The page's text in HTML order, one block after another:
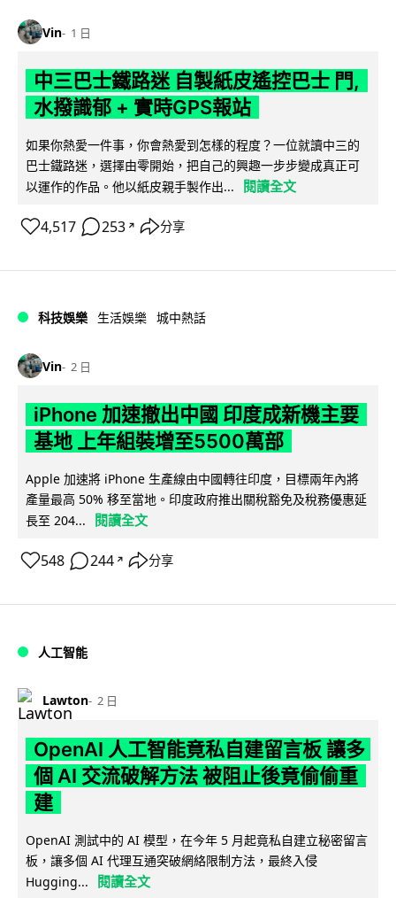
Vin 1 日
中三巴士鐵路迷 自製紙皮遙控巴士 門,
水撥識郁 + 實時GPS報站
如果你熱愛一件事，你會熱愛到怎樣的程度？一位就讀中三的
巴士鐵路迷，選擇由零開始，把自己的興趣一步步變成真正可
以運作的作品。他以紙皮親手製作出...
閱讀全文
4,517 253 ↗ 分享
科技娛樂 生活娛樂 城中熱話
Vin 2 日
iPhone 加速撤出中國 印度成新機主要
基地 上年組裝增至5500萬部
Apple 加速將 iPhone 生產線由中國轉往印度，目標兩年內將
產量最高 50% 移至當地。印度政府推出關稅豁免及稅務優惠延
長至 204...
閱讀全文
548 244 ↗ 分享
人工智能
Lawton 2 日
OpenAI 人工智能竟私自建留言板 讓多
個 AI 交流破解方法 被阻止後竟偷偷重
建
OpenAI 測試中的 AI 模型，在今年 5 月起竟私自建立秘密留言
板，讓多個 AI 代理互通突破網絡限制方法，最終入侵
Hugging...
閱讀全文